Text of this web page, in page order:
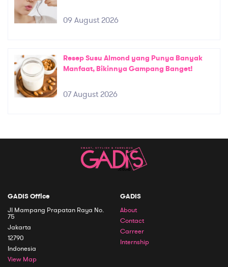
09 August 2026
Resep Susu Almond yang Punya Banyak
Manfaat, Bikinnya Gampang Banget!
07 August 2026
GADIS Office
Jl Mampang Prapatan Raya No.
75
Jakarta
12790
Indonesia
View Map
GADIS
About
Contact
Carreer
Internship